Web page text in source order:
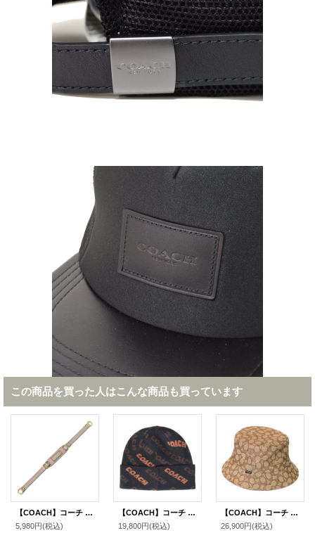
この商品を買った人はこんな商品も買っています
【COACH】コーチ レザー ショルダー ストラップ グレー（日本未発売）
5,980円(税込)
【COACH】コーチ ウール テキスト ロゴ ニット ビーニー キャップ 帽子 ブラック×サドル（日本未発売）
19,800円(税込)
【COACH】コーチ ジャガード ポリエステル シグネチャー バケット ハット バケハ サファリハット 帽子 カーキ〔日本未発売〕
26,900円(税込)